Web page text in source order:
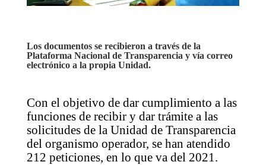
Los documentos se recibieron a través de la
Plataforma Nacional de Transparencia y vía correo
electrónico a la propia Unidad.
Con el objetivo de dar cumplimiento a las
funciones de recibir y dar trámite a las
solicitudes de la Unidad de Transparencia
del organismo operador, se han atendido
212 peticiones, en lo que va del 2021.